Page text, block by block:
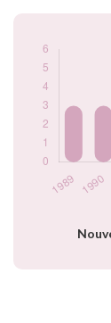
Popularité du
prénom Bilail par
année